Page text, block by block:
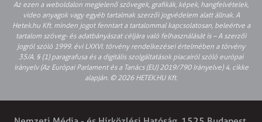
Az ezen a weboldalon megjelenő szövegek, grafikák, képek, hangfelvételek,
video anyagok vagy egyéb tartalmak szerzői jogvédelem alatt állnak. A
Hetek.hu Kft. minden jogot fenntart a tartalommal kapcsolatosan, beleértve a
tartalom szöveg- és adatbányászat céljára való felhasználását is – A szerzői
jogról szóló 1999. évi LXXVI. törvény rendelkezései értelmében a törvény
35/A. § (1) paragrafusa és a digitális szolgáltatások piacairól szóló európai
irányelv (Az Európai Parlament és a Tanács (EU) 2019/790 Irányelve) 4. cikke
alapján. © 2026 HETEK.HU Kft.